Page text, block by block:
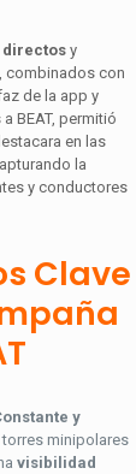
directos y
combinados con
de la app y
BEAT, permitió
en las
la
y conductores
Clave
y
torres minipolares
visibilidad